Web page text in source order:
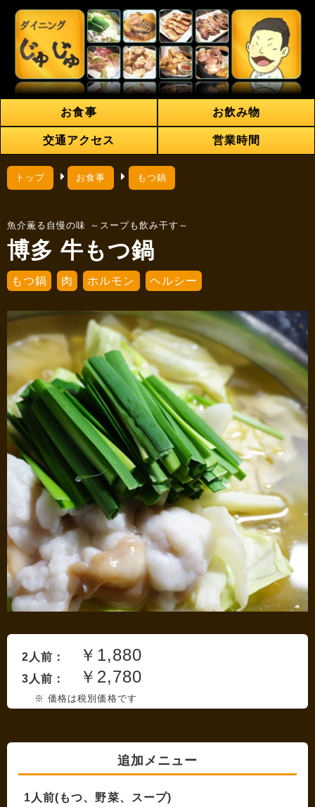
お食事 お飲み物
交通アクセス 営業時間
トップ お食事 もつ鍋
魚介薫る自慢の味 ～スープも飲み干す～
博多 牛もつ鍋
もつ鍋 肉 ホルモン ヘルシー
2人前： ￥1,880
3人前： ￥2,780
※ 価格は税別価格です
追加メニュー
1人前(もつ、野菜、スープ)